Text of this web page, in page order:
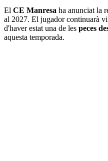
El CE Manresa ha anunciat la
al 2027. El jugador continuarà
d'haver estat una de les peces
aquesta temporada.